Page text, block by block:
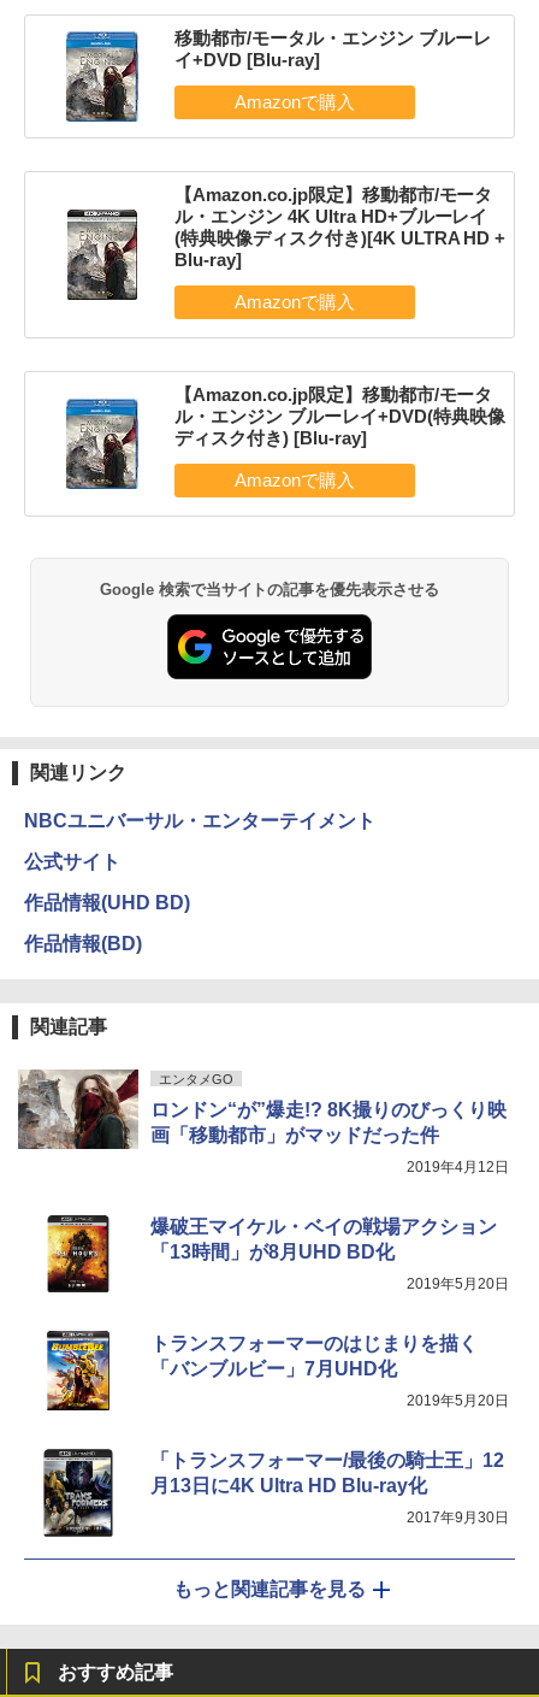
移動都市/モータル・エンジン ブルーレ
イ+DVD [Blu-ray]
【Amazon.co.jp限定】移動都市/モータ
ル・エンジン 4K Ultra HD+ブルーレイ
(特典映像ディスク付き)[4K ULTRA HD +
Blu-ray]
【Amazon.co.jp限定】移動都市/モータ
ル・エンジン ブルーレイ+DVD(特典映像
ディスク付き) [Blu-ray]
Google 検索で当サイトの記事を優先表示させる
関連リンク
NBCユニバーサル・エンターテイメント
公式サイト
作品情報(UHD BD)
作品情報(BD)
関連記事
エンタメGO
ロンドン“が”爆走!? 8K撮りのびっくり映
画「移動都市」がマッドだった件
2019年4月12日
爆破王マイケル・ベイの戦場アクション
「13時間」が8月UHD BD化
2019年5月20日
トランスフォーマーのはじまりを描く
「バンブルビー」7月UHD化
2019年5月20日
「トランスフォーマー/最後の騎士王」12
月13日に4K Ultra HD Blu-ray化
2017年9月30日
もっと関連記事を見る
おすすめ記事